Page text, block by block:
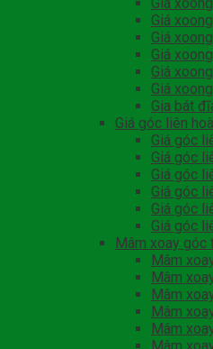
Giá
Giá
Giá
Giá
Giá
Giá
Gia bát
Giá góc liên
Giá góc
Giá góc
Giá góc
Giá góc
Giá góc
Giá góc
Mâm xoay góc
Mâm
Mâm
Mâm
Mâm
Mâm